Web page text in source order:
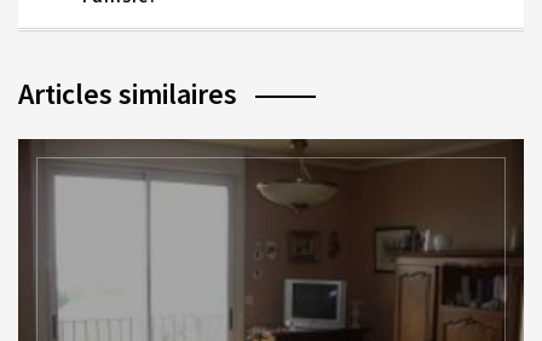
Articles similaires